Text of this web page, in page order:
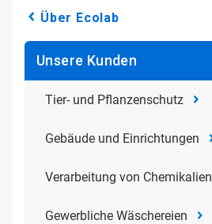
Über Ecolab
Unsere Kunden
Tier- und Pflanzenschutz
Gebäude und Einrichtungen
Verarbeitung von Chemikalien
Gewerbliche Wäschereien